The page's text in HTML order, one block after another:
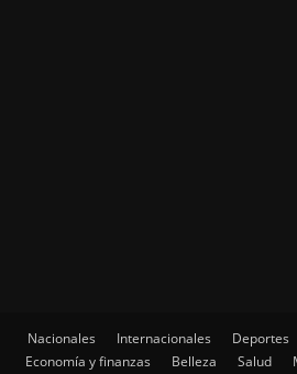
Nacionales Internacionales Deportes
Economía y finanzas
Belleza Salud